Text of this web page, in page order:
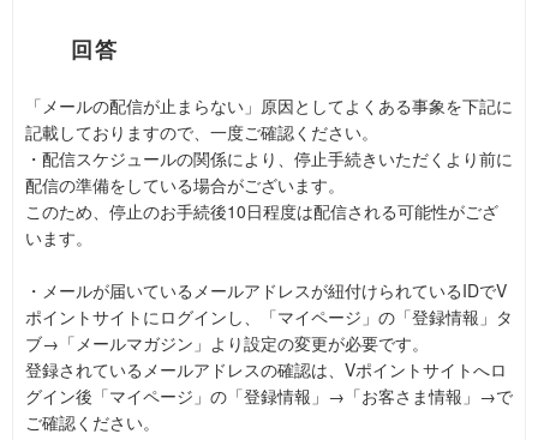
「メールの配信が止まらない」原因としてよくある事象を下記に
記載しておりますので、一度ご確認ください。
・配信スケジュールの関係により、停止手続きいただくより前に
配信の準備をしている場合がございます。
このため、停止のお手続後10日程度は配信される可能性がござ
います。
・メールが届いているメールアドレスが紐付けられているIDでV
ポイントサイトにログインし、「マイページ」の「登録情報」タ
ブ→「メールマガジン」より設定の変更が必要です。
登録されているメールアドレスの確認は、Vポイントサイトへロ
グイン後「マイページ」の「登録情報」→「お客さま情報」→で
ご確認ください。